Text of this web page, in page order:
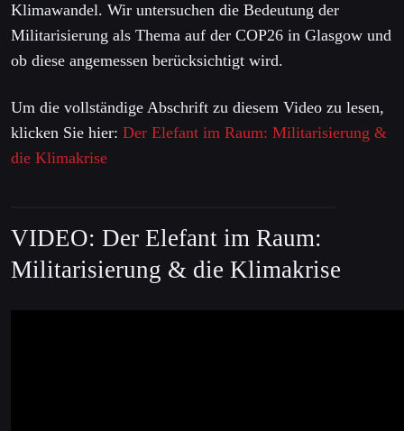
Klimawandel. Wir untersuchen die Bedeutung der
Militarisierung als Thema auf der COP26 in Glasgow und
ob diese angemessen berücksichtigt wird.
Um die vollständige Abschrift zu diesem Video zu lesen,
klicken Sie hier: Der Elefant im Raum: Militarisierung &
die Klimakrise
VIDEO: Der Elefant im Raum:
Militarisierung & die Klimakrise